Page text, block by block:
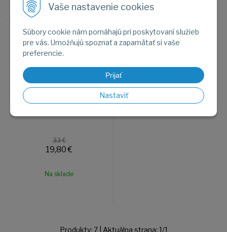
Vaše nastavenie cookies
Súbory cookie nám pomáhajú pri poskytovaní služieb
pre vás. Umožňujú spoznať a zapamätať si vaše
preferencie.
Prijať
Nastaviť
Sandále ADIDAS WATER
SANDAL I IE2604
Výpredaj-40%
33 €
19,80 €
Na sklade
Produkty: 7| Aktuálna strana: 1/1